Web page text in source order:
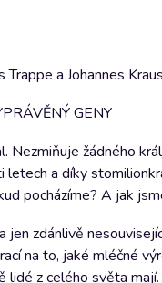
a Johannes
GENY
Nezmiňuje žádného
letech a díky
pocházíme? A jak
jen zdánlivě
na to, jaké mléčné
lidé z celého světa mají.